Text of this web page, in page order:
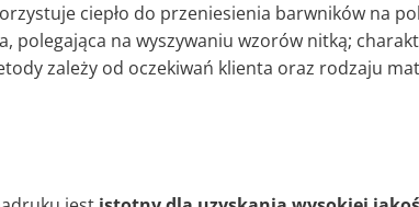
ciepło do przeniesienia barwników na
na wyszywaniu wzorów nitką;
zależy od oczekiwań klienta oraz rodzaju